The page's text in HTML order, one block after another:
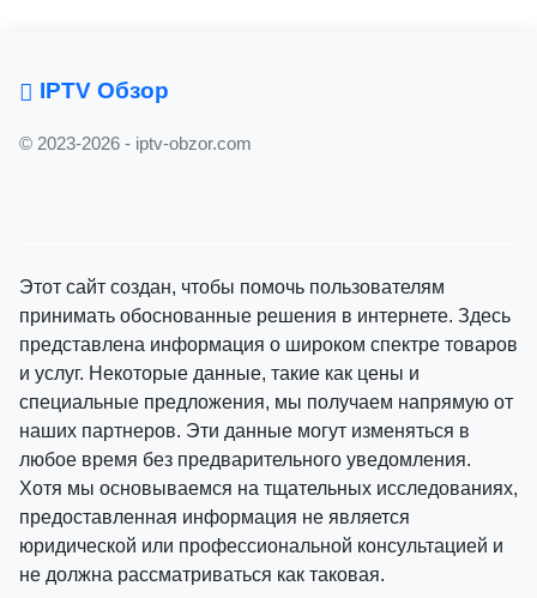
IPTV Обзор
© 2023-2026 - iptv-obzor.com
Этот сайт создан, чтобы помочь пользователям
принимать обоснованные решения в интернете. Здесь
представлена информация о широком спектре товаров
и услуг. Некоторые данные, такие как цены и
специальные предложения, мы получаем напрямую от
наших партнеров. Эти данные могут изменяться в
любое время без предварительного уведомления.
Хотя мы основываемся на тщательных исследованиях,
предоставленная информация не является
юридической или профессиональной консультацией и
не должна рассматриваться как таковая.